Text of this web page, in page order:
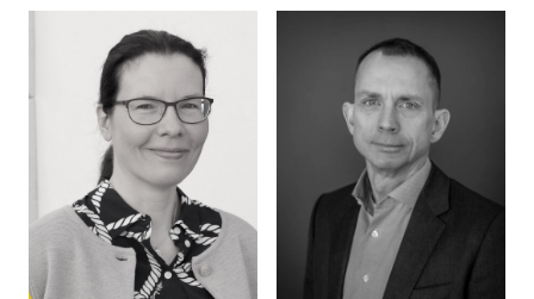
sanktioner och upphandling. Syftet är att bereda
remisser, skrivelser och påverkansinitiativ samt erbjuda
kunskapsdelning och vägledningar för att säkerställa
tydlighet, förutsebarhet och rättssäkerhet i regelverk som
styr företagens verksamhet. Gruppen verkar inom ramen
för fokusgrupp med handlingsplaner, mötesagendor och
protokoll. Det finns möjlighet till både fysiskt och digitalt
deltagande. Möten hålls i anslutning till
Exportkontrollgruppens möten.